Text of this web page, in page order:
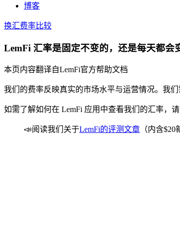
博客
换汇费率比较
LemFi 汇率是固定不变的，还是每天都会
本页内容翻译自LemFi官方帮助文档
我们的费率反映真实的市场水平与运营情况。我
如需了解如何在 LemFi 应用中查看我们的汇率，请
📣阅读我们关于LemFi的评测文章 （内含$20